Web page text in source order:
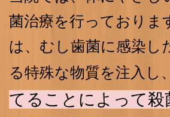
菌治療を行っておりま
は、むし歯菌に感染し
る特殊な物質を注入し
てることによって